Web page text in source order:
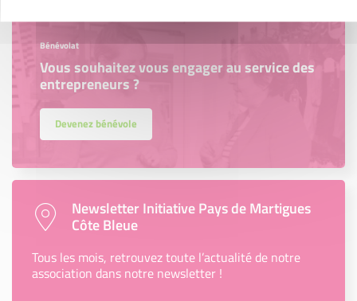
Bénévolat
Vous souhaitez vous engager au service des
entrepreneurs ?
Devenez bénévole
Newsletter Initiative Pays de Martigues
Côte Bleue
Tous les mois, retrouvez toute l’actualité de notre
association dans notre newsletter !